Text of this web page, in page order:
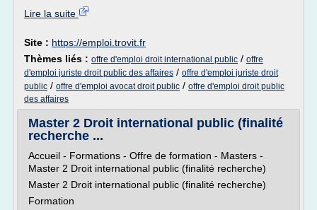
Lire la suite
Site : https://emploi.trovit.fr
Thèmes liés : offre d'emploi droit international public / offre
d'emploi juriste droit public des affaires / offre d'emploi juriste droit
public / offre d'emploi avocat droit public / offre d'emploi droit public
des affaires
Master 2 Droit international public (finalité
recherche ...
Accueil - Formations - Offre de formation - Masters -
Master 2 Droit international public (finalité recherche)
Master 2 Droit international public (finalité recherche)
Formation